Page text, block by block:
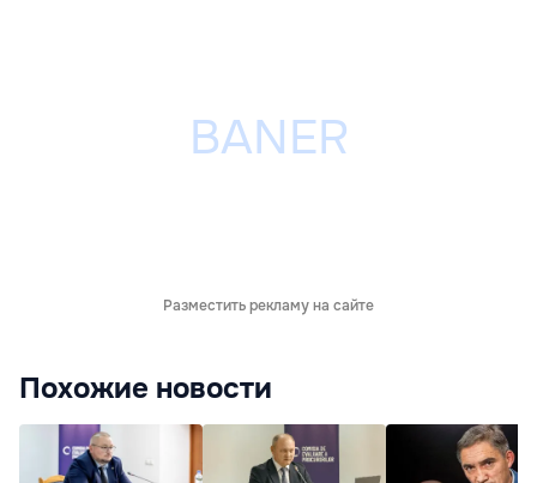
Разместить рекламу на сайте
Похожие новости